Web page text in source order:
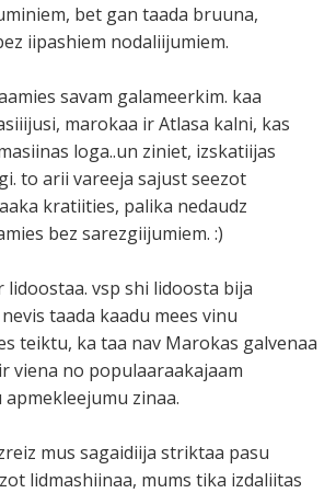
bet gan taada bruuna,
iipashiem nodaliijumiem.
savam galameerkim. kaa
marokaa ir Atlasa kalni, kas
loga..un ziniet, izskatiijas
to arii vareeja sajust seezot
kratiities, palika nedaudz
bez sarezgiijumiem. :)
lidoostaa. vsp shi lidoosta bija
taada kaadu mees vinu
teiktu, ka taa nav Marokas galvenaa
viena no populaaraakajaam
zinaa.
mus sagaidiija striktaa pasu
lidmashiinaa, mums tika izdaliitas